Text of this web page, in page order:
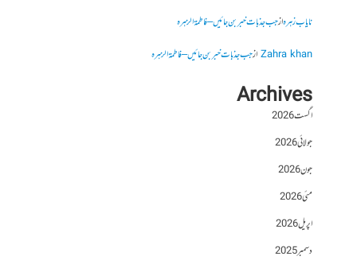
نایاب زہرہازجب جذبات خبر بن جائیں – فاطمۃالزہرہ
Zahra khanازجب جذبات خبر بن جائیں – فاطمۃالزہرہ
Archives
اگست 2026
جولائی 2026
جون 2026
مئی 2026
اپریل 2026
دسمبر 2025